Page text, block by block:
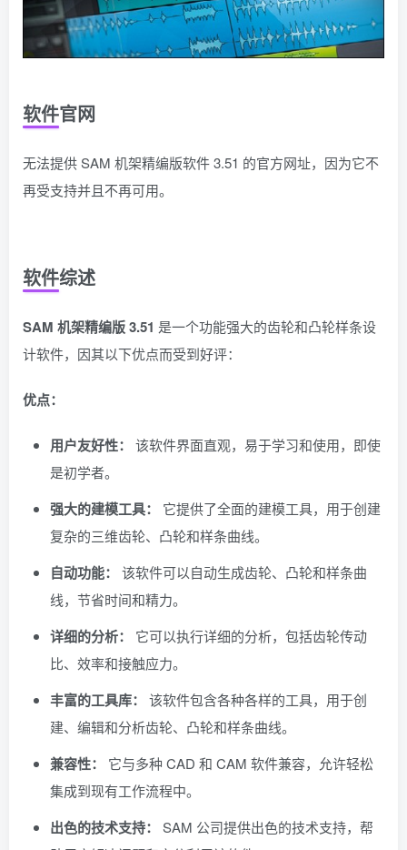
软件官网
无法提供 SAM 机架精编版软件 3.51 的官方网址，因为它不
再受支持并且不再可用。
软件综述
SAM 机架精编版 3.51 是一个功能强大的齿轮和凸轮样条设
计软件，因其以下优点而受到好评：
优点：
用户友好性：
该软件界面直观，易于学习和使用，即使
是初学者。
强大的建模工具：
它提供了全面的建模工具，用于创建
复杂的三维齿轮、凸轮和样条曲线。
自动功能：
该软件可以自动生成齿轮、凸轮和样条曲
线，节省时间和精力。
详细的分析：
它可以执行详细的分析，包括齿轮传动
比、效率和接触应力。
丰富的工具库：
该软件包含各种各样的工具，用于创
建、编辑和分析齿轮、凸轮和样条曲线。
兼容性：
它与多种 CAD 和 CAM 软件兼容，允许轻松
集成到现有工作流程中。
出色的技术支持：
SAM 公司提供出色的技术支持，帮